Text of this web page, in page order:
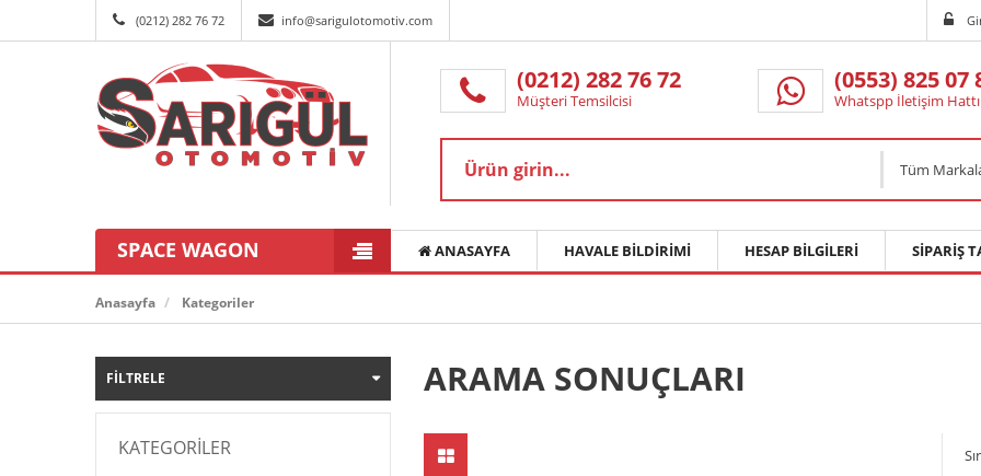
(0212) 282 76 72 info@sarigulotomotiv.com
(0212) 282 76 72
Müşteri Temsilcisi
(0553) 825 07
Whatspp İletişim Hattı
Tüm
SPACE WAGON ANASAYFA HAVALE BILDIRIMI HESAP BILGILERI SIPARIŞ
Anasayfa Kategoriler
FILTRELE
KATEGORILER
ARAMA SONUÇLARI